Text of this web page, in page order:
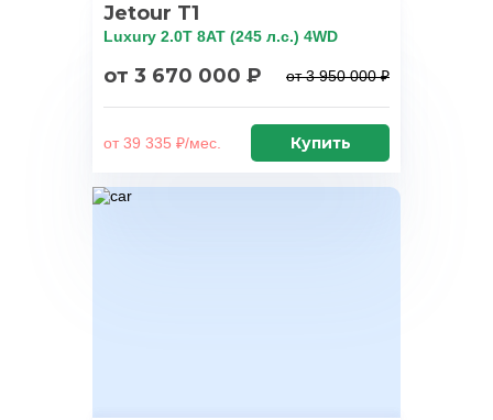
Jetour T1
Luxury 2.0T 8AT (245 л.с.) 4WD
от 3 670 000 ₽ от 3 950 000 ₽
от 39 335 ₽/мес. Купить